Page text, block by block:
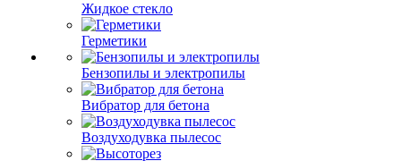
Жидкое стекло
Герметики
Бензопилы и электропилы
Вибратор для бетона
Воздуходувка пылесос